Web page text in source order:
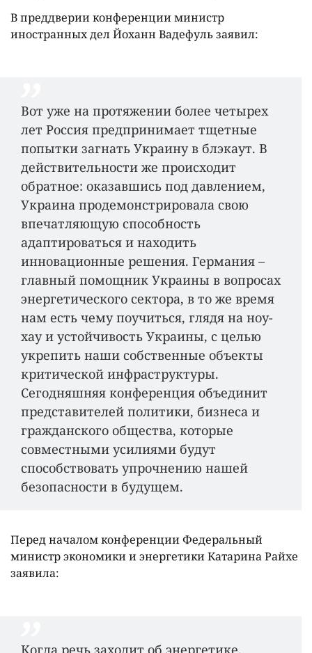
В преддверии конференции министр
иностранных дел Йоханн Вадефуль заявил:
Вот уже на протяжении более четырех
лет Россия предпринимает тщетные
попытки загнать Украину в блэкаут. В
действительности же происходит
обратное: оказавшись под давлением,
Украина продемонстрировала свою
впечатляющую способность
адаптироваться и находить
инновационные решения. Германия –
главный помощник Украины в вопросах
энергетического сектора, в то же время
нам есть чему поучиться, глядя на ноу-
хау и устойчивость Украины, с целью
укрепить наши собственные объекты
критической инфраструктуры.
Сегодняшняя конференция объединит
представителей политики, бизнеса и
гражданского общества, которые
совместными усилиями будут
способствовать упрочнению нашей
безопасности в будущем.
Перед началом конференции Федеральный
министр экономики и энергетики Катарина Райхе
заявила:
Когда речь заходит об энергетике,